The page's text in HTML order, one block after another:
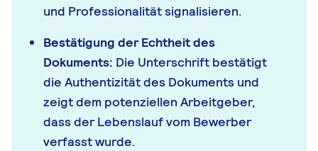
und Professionalität signalisieren.
Bestätigung der Echtheit des
Dokuments: Die Unterschrift bestätigt
die Authentizität des Dokuments und
zeigt dem potenziellen Arbeitgeber,
dass der Lebenslauf vom Bewerber
verfasst wurde.